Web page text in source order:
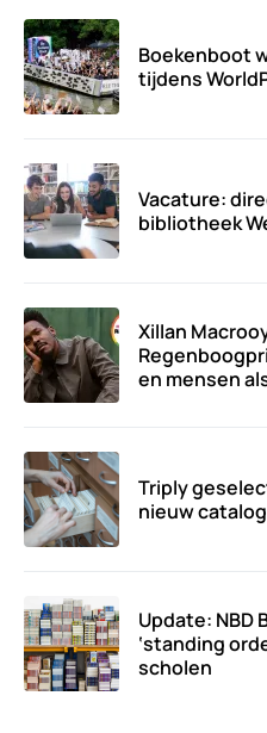
Boekenboot
tijdens
Vacature:
bibliotheek
Xillan
en mensen
Triply
nieuw
Update: NBD
‘standing
scholen